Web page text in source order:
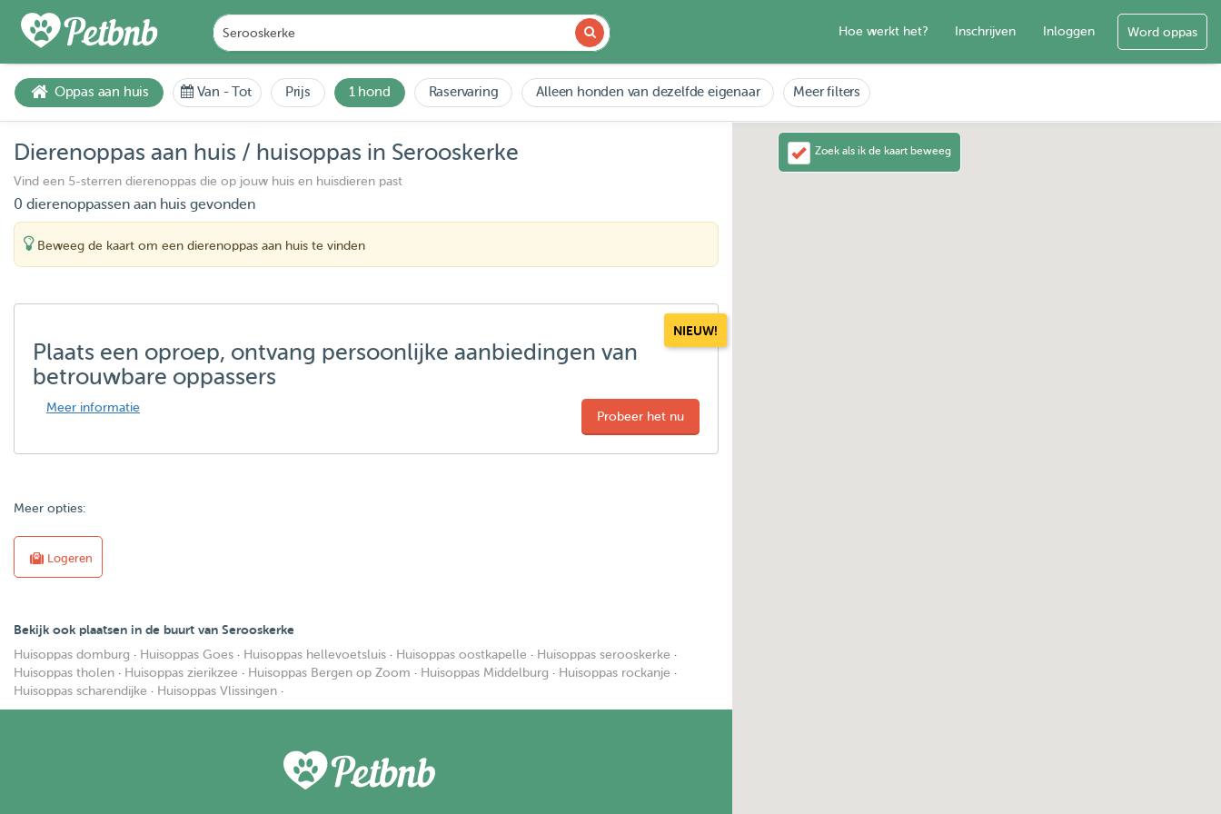
Hoe werkt het? Inschrijven Inloggen Word oppas
Oppas aan huis Van -Tot Prijs 1 hond Raservaring Alleen honden van dezelfde eigenaar Meer filters
Dierenoppas aan huis / huisoppas in Serooskerke
Vind een 5-sterren dierenoppas die op jouw huis en huisdieren past
0 dierenoppassen aan huis gevonden
Beweeg de kaart om een dierenoppas aan huis te vinden
NIEUW!
Plaats een oproep, ontvang persoonlijke aanbiedingen van
betrouwbare oppassers
Meer informatie
Probeer het nu
Meer opties:
Logeren
Bekijk ook plaatsen in de buurt van Serooskerke
Huisoppas domburg · Huisoppas Goes · Huisoppas hellevoetsluis · Huisoppas oostkapelle · Huisoppas serooskerke ·
Huisoppas tholen · Huisoppas zierikzee · Huisoppas Bergen op Zoom · Huisoppas Middelburg · Huisoppas rockanje ·
Huisoppas scharendijke · Huisoppas Vlissingen ·
Zoek als ik de kaart beweeg